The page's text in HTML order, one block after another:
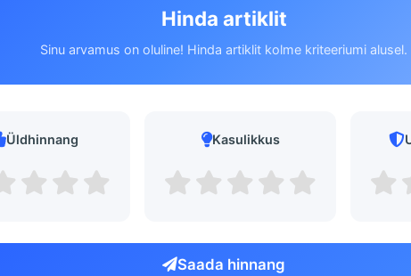
Hinda artiklit
Sinu arvamus on oluline! Hinda artiklit kolme kriteeriumi alusel.
Üldhinnang Kasulikkus
Saada hinnang